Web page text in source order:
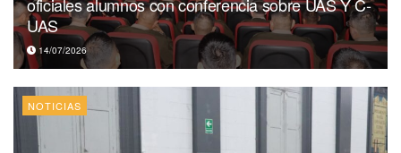
UAS
14/07/2026
NOTICIAS